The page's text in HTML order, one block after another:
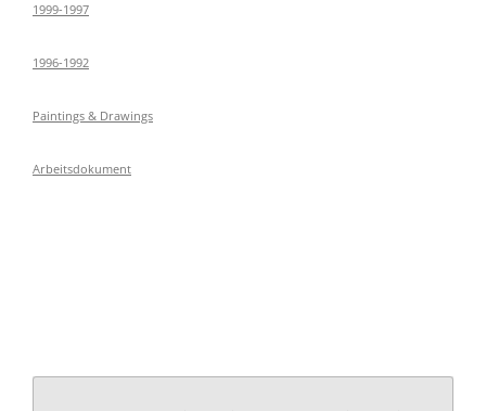
1999-1997
1996-1992
Paintings & Drawings
Arbeitsdokument